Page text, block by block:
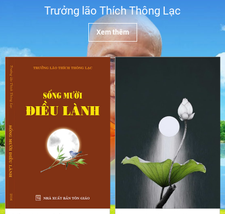
Trưởng lão Thích Thông Lạc
Xem thêm